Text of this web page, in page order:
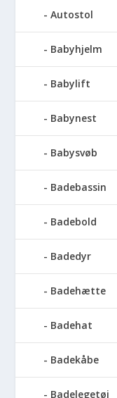
Autostol
Babyhjelm
Babylift
Babynest
Babysvøb
Badebassin
Badebold
Badedyr
Badehætte
Badehat
Badekåbe
Badelegetøj